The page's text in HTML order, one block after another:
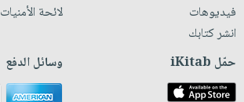
فيديوهات
انشر كتابك
لائحة الأمنيات
حمّل iKitab وسائل الدفع